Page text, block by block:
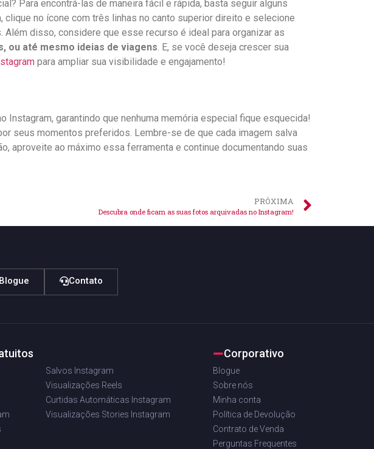
Para encontrá-las de maneira fácil e rápida, basta seguir alguns
no ícone com ⁤três linhas ⁢no‍ canto superior direito ‌e selecione
disso, considere ‌que esse recurso é⁢ ideal para organizar as
ou até mesmo​ ideias de viagens. E, se ​você deseja crescer sua
para ampliar sua visibilidade e engajamento!
garantindo que nenhuma memória especial​ fique esquecida!
seus momentos‍ preferidos. Lembre-se de que cada imagem salva
aproveite ao máximo essa ferramenta e continue documentando suas
PRÓXIMA
Descubra onde ficam as suas fotos arquivadas no Instagram!
Contato
Salvos Instagram
Visualizações Reels
Curtidas Automáticas Instagram
Visualizações Stories Instagram
Corporativo
Blogue
Sobre nós
Minha conta
Política de Devolução
Contrato de Venda
Perguntas Frequentes